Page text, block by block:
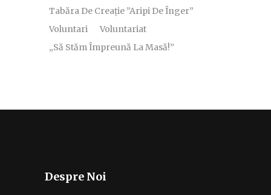
Tabăra De Creație ”Aripi De Înger”
Voluntari
Voluntariat
„Să Stăm Împreună La Masă!”
Despre Noi